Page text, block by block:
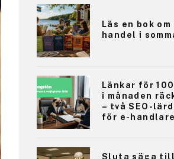
Läs en bok om
handel i
Länkar för
i månaden
– två SEO-
för e-handlare
Sluta säga till